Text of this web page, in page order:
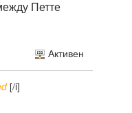
Петте
Активен
[/i]